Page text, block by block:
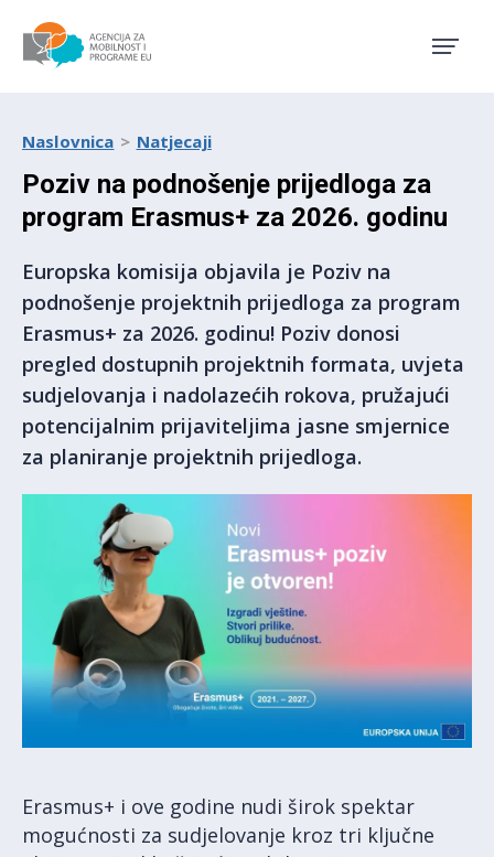
Naslovnica Natjecaji
Poziv na podnošenje prijedloga za
program Erasmus+ za 2026. godinu
Europska komisija objavila je Poziv na
podnošenje projektnih prijedloga za program
Erasmus+ za 2026. godinu! Poziv donosi
pregled dostupnih projektnih formata, uvjeta
sudjelovanja i nadolazećih rokova, pružajući
potencijalnim prijaviteljima jasne smjernice
za planiranje projektnih prijedloga.
Erasmus+ i ove godine nudi širok spektar
mogućnosti za sudjelovanje kroz tri ključne